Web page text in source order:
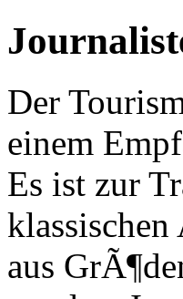
Der
einem
Es ist zur
aus